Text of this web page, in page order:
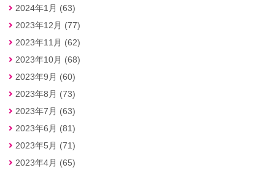
2024年1月 (63)
2023年12月 (77)
2023年11月 (62)
2023年10月 (68)
2023年9月 (60)
2023年8月 (73)
2023年7月 (63)
2023年6月 (81)
2023年5月 (71)
2023年4月 (65)